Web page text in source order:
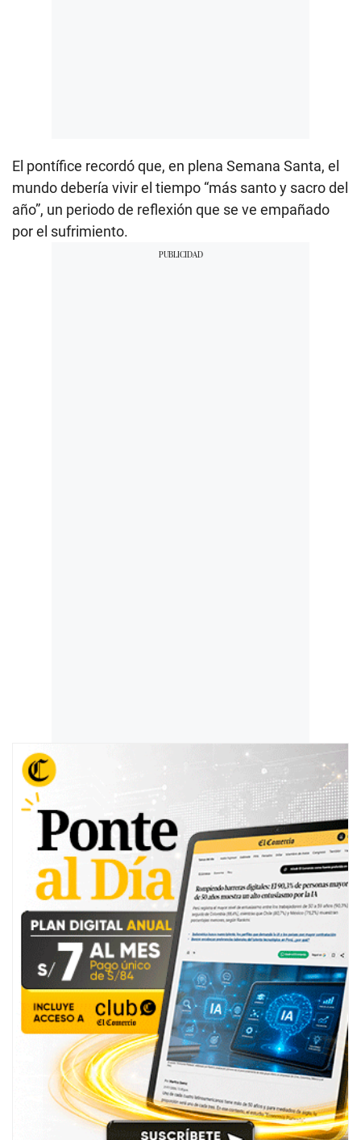
El pontífice recordó que, en plena Semana Santa, el
mundo debería vivir el tiempo “más santo y sacro del
año”, un periodo de reflexión que se ve empañado
por el sufrimiento.